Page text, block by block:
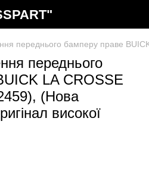
переднього бамперу праве
переднього
LA CROSSE
(Нова
високої